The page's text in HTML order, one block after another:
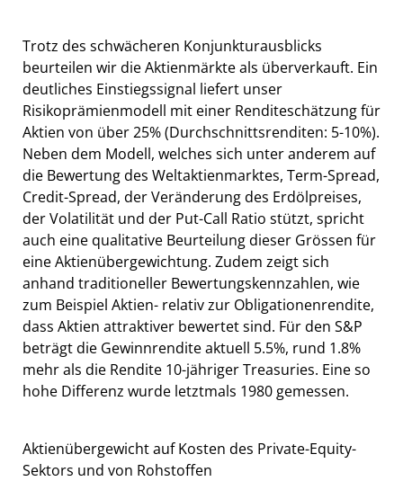
Trotz des schwächeren Konjunkturausblicks
beurteilen wir die Aktienmärkte als überverkauft. Ein
deutliches Einstiegssignal liefert unser
Risikoprämienmodell mit einer Renditeschätzung für
Aktien von über 25% (Durchschnittsrenditen: 5-10%).
Neben dem Modell, welches sich unter anderem auf
die Bewertung des Weltaktienmarktes, Term-Spread,
Credit-Spread, der Veränderung des Erdölpreises,
der Volatilität und der Put-Call Ratio stützt, spricht
auch eine qualitative Beurteilung dieser Grössen für
eine Aktienübergewichtung. Zudem zeigt sich
anhand traditioneller Bewertungskennzahlen, wie
zum Beispiel Aktien- relativ zur Obligationenrendite,
dass Aktien attraktiver bewertet sind. Für den S&P
beträgt die Gewinnrendite aktuell 5.5%, rund 1.8%
mehr als die Rendite 10-jähriger Treasuries. Eine so
hohe Differenz wurde letztmals 1980 gemessen.
Aktienübergewicht auf Kosten des Private-Equity-
Sektors und von Rohstoffen